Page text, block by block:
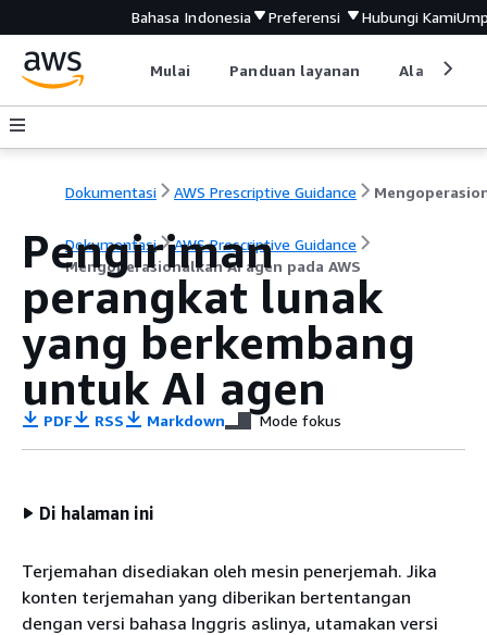
Bahasa Indonesia Preferensi Hubungi Kami
Mulai Panduan layanan Alat
Dokumentasi AWS Prescriptive Guidance
Dokumentasi
AWS Prescriptive Guidance
Mengoperasionalkan AI agen pada AWS
Pengiriman
perangkat lunak
yang berkembang
untuk AI agen
PDF RSS Markdown Mode fokus
Di halaman ini
Terjemahan disediakan oleh mesin penerjemah. Jika
konten terjemahan yang diberikan bertentangan
dengan versi bahasa Inggris aslinya, utamakan versi